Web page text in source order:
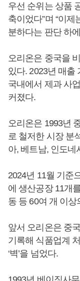
우선 순위는 상품
축이었다”며 “이
분하다는 판단 하
오리온은 중국을
있다. 2023년 매출
국내에서 제과 사
커졌다.
오리온은 1993년
로 철저한 시장 분
아, 베트남, 인도네
2024년 11월 기준
에 생산공장 11개
동 등 60여 개 이
앞서 오리온은 중
기록해 식품업계
‘벽’을 넘었다.